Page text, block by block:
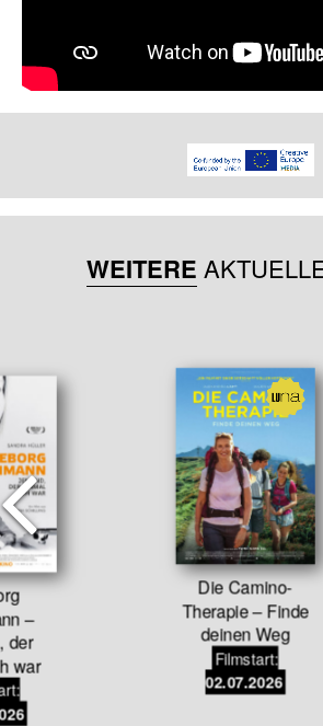
WEITERE
–
der
war
Die Camino-
Therapie – Finde
deinen Weg
Filmstart:
02.07.2026